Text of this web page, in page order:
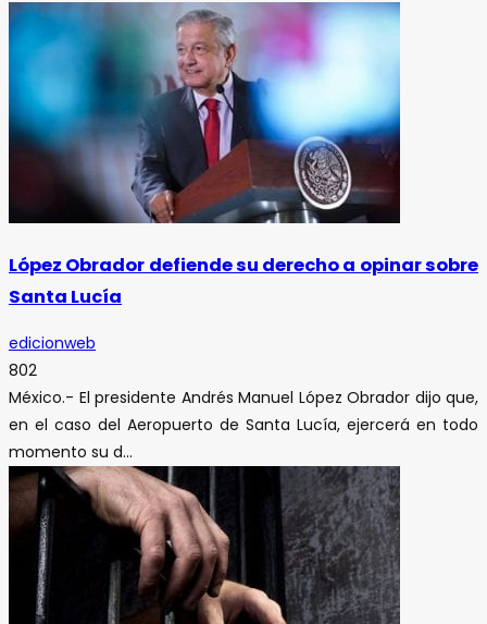
López Obrador defiende su derecho a opinar sobre
Santa Lucía
edicionweb
802
México.- El presidente Andrés Manuel López Obrador dijo que,
en el caso del Aeropuerto de Santa Lucía, ejercerá en todo
momento su d...